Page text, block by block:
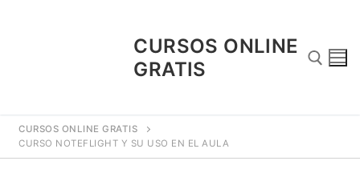
CURSOS ONLINE
GRATIS
CURSOS ONLINE GRATIS
CURSO NOTEFLIGHT Y SU USO EN EL AULA